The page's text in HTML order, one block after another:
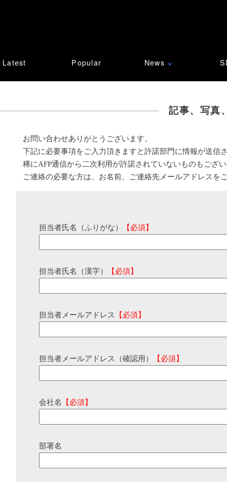
Latest Popular News ∨
記事、写真
お問い合わせありがとうございます。
下記に必要事項をご入力頂きますと許諾部門に情報が送信
稀にAFP通信から二次利用が許諾されていないものもござ
ご連絡の必要な方は、お名前、ご連絡先メールアドレスを
担当者氏名（ふりがな） 【必須】
担当者氏名（漢字） 【必須】
担当者メールアドレス 【必須】
担当者メールアドレス（確認用） 【必須】
会社名 【必須】
部署名